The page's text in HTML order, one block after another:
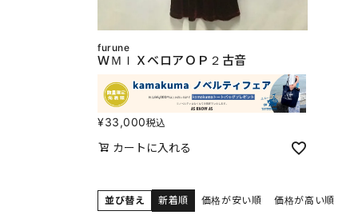
furune
ＷＭＩＸベロアＯＰ２古音
¥33,000税込
カートに入れる
並び替え 新着順 価格が安い順 価格が高い順